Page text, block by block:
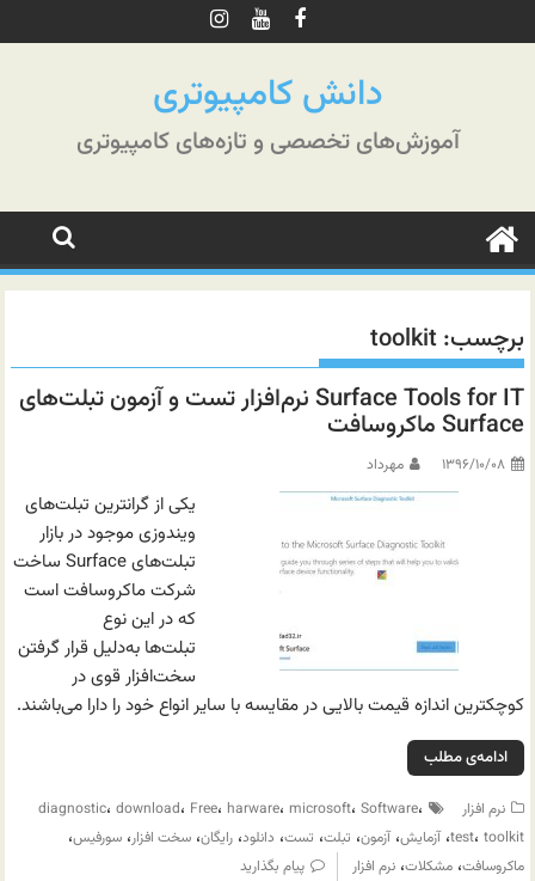
به
دانش کامپیوتری
آموزش‌های تخصصی و تازه‌های کامپیوتری
برچسب:toolkit
Surface Tools for IT نرم‌افزار تست و آزمون تبلت‌های
Surface ماکروسافت
۱۳۹۶/۱۰/۰۸ مهرداد
یکی از گرانترین تبلت‌های
ویندوزی موجود در بازار
تبلت‌های Surface ساخت
شرکت ماکروسافت است
که در این نوع
تبلت‌ها به‌دلیل قرار گرفتن
سخت‌افزار قوی در
کوچکترین اندازه قیمت بالایی در مقایسه با سایر انواع خود را دارا می‌باشند.
ادامه‌ی مطلب
نرم افزار diagnostic، download، Free، harware، microsoft، Software،
test، toolkit ،آزمایش،آزمون، تبلت، تست، دانلود،رایگان،سخت افزار،سورفیس،
ماکروسافت،مشکلات،نرم افزار پیام بگذارید